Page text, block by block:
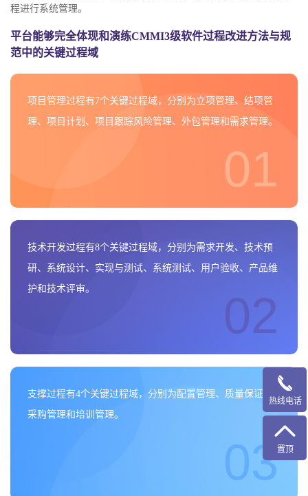
热线电话
置顶
程进行系统管理。
平台能够完全体现和演练CMMI3级软件过程改进方法与规
范中的关键过程域
项目管理过程有7个关键过程域，分别为立项管理、结项管
理、项目计划、项目跟踪风险管理、外包管理和需求管理。
01
技术开发过程有8个关键过程域，分别为需求开发、技术预
研、系统设计、实现与测试、系统测试、用户验收、产品维
护和技术评审。
02
支撑过程有4个关键过程域，分别为配置管理、质量保证、
采购管理和培训管理。
03